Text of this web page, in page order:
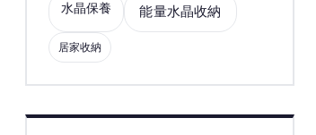
水晶保養 能量水晶收納
居家收納